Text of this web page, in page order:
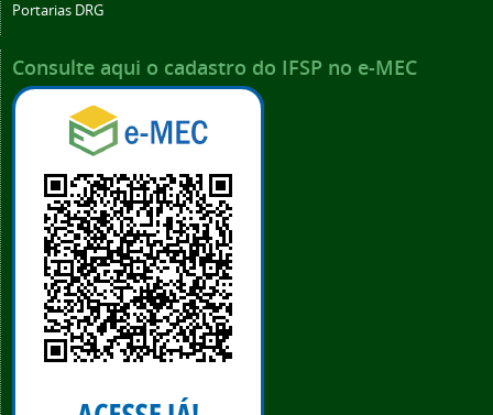
Portarias DRG
Consulte aqui o cadastro do IFSP no e-MEC